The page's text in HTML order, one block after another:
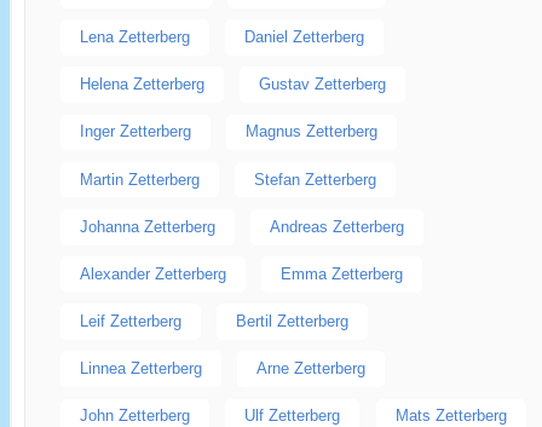
Lena Zetterberg Daniel Zetterberg
Helena Zetterberg Gustav Zetterberg
Inger Zetterberg Magnus Zetterberg
Martin Zetterberg Stefan Zetterberg
Johanna Zetterberg Andreas Zetterberg
Alexander Zetterberg Emma Zetterberg
Leif Zetterberg Bertil Zetterberg
Linnea Zetterberg Arne Zetterberg
John Zetterberg Ulf Zetterberg Mats Zetterberg